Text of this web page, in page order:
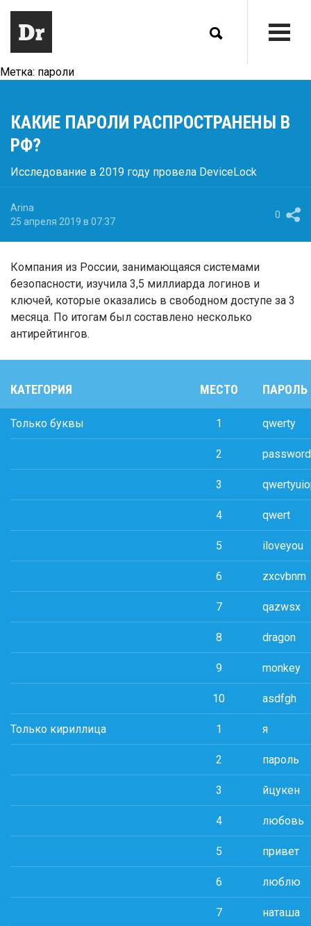
Метка: пароли
КАКИЕ ПАРОЛИ РАСПРОСТРАНЕНЫ В
РФ?
Исследование в 2019 году провела DeviceLock
Arina
25 апреля 2019 в 07:37
0
Компания из России, занимающаяся системами
безопасности, изучила 3,5 миллиарда логинов и
ключей, которые оказались в свободном доступе за 3
месяца. По итогам был составлено несколько
антирейтингов.
КАТЕГОРИЯ МЕСТО ПАРОЛЬ
Только буквы 1 qwerty
2 password
3
4 qwert
5 iloveyou
6 zxcvbnm
7 qazwsx
8 dragon
9 monkey
10 asdfgh
Только кириллица 1 я
2 пароль
3 йцукен
4 любовь
5 привет
6 люблю
7 наташа